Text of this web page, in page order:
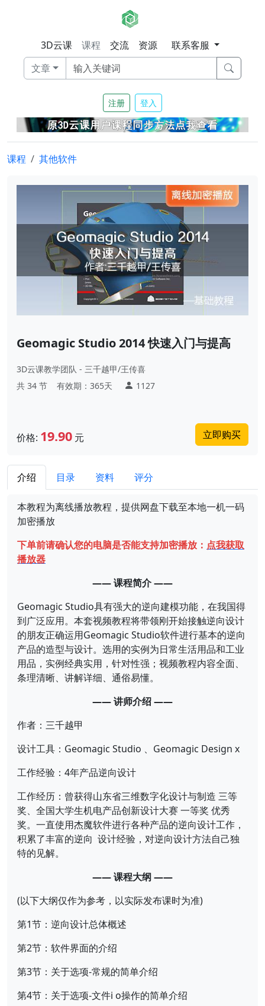
3D云课 课程 交流 资源
联系客服
文章
注册 登入
课程 其他软件
Geomagic Studio 2014 快速入门与提高
3D云课教学团队 - 三千越甲/王传喜
共 34 节 有效期：365天 1127
价格: 19.90 元 立即购买
介绍 目录 资料 评分
本教程为离线播放教程，提供网盘下载至本地一机一码
加密播放
下单前请确认您的电脑是否能支持加密播放： 点我获取
播放器
—— 课程简介 ——
Geomagic Studio具有强大的逆向建模功能，在我国得
到广泛应用。本套视频教程将带领刚开始接触逆向设计
的朋友正确运用Geomagic Studio软件进行基本的逆向
产品的造型与设计。选用的实例为日常生活用品和工业
用品，实例经典实用，针对性强；视频教程内容全面、
条理清晰、讲解详细、通俗易懂。
—— 讲师介绍 ——
作者：三千越甲
设计工具：Geomagic Studio 、Geomagic Design x
工作经验：4年产品逆向设计
工作经历：曾获得山东省三维数字化设计与制造 三等
奖、全国大学生机电产品创新设计大赛 一等奖 优秀
奖。一直使用杰魔软件进行各种产品的逆向设计工作，
积累了丰富的逆向 设计经验，对逆向设计方法自己独
特的见解。
—— 课程大纲 ——
(以下大纲仅作为参考，以实际发布课时为准)
第1节：逆向设计总体概述
第2节：软件界面的介绍
第3节：关于选项-常规的简单介绍
第4节：关于选项-文件i o操作的简单介绍